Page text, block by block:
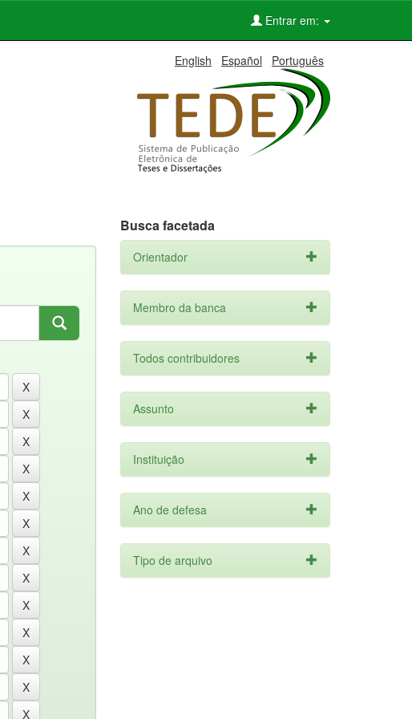
Entrar em:
English Español Português
Busca facetada
Orientador
Membro da banca
Todos contribuidores
Assunto
Instituição
Ano de defesa
Tipo de arquivo